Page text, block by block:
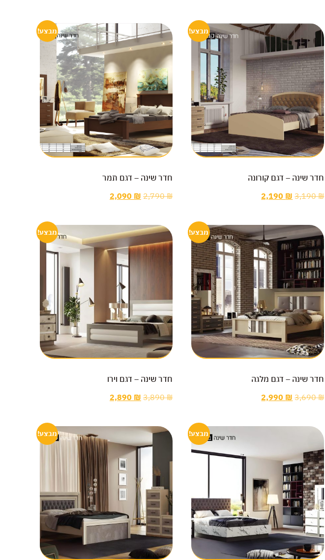
מבצע!
חדר שינה – דגם קורונה
3,190₪
2,190 ₪
מבצע!
חדר שינה – דגם תמר
2,790₪
2,090 ₪
מבצע!
חדר שינה – דגם מלגה
3,690₪
2,990 ₪
מבצע!
חדר שינה – דגם וירו
3,890₪
2,890 ₪
מבצע! מבצע!